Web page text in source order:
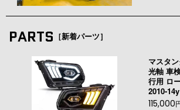
PARTS ［新着パーツ］
マスタ
光軸 車
行用 ロ
2010-
115,000